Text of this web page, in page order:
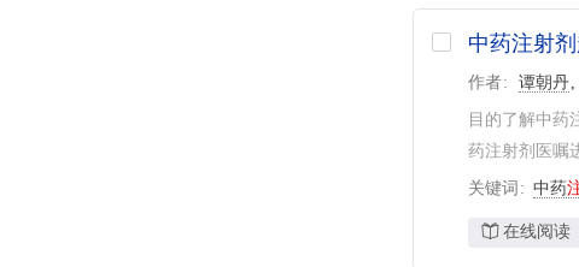
中药注射
作者 谭朝丹
目的了解中药
药注射剂医嘱
关键词 中药
在线阅读